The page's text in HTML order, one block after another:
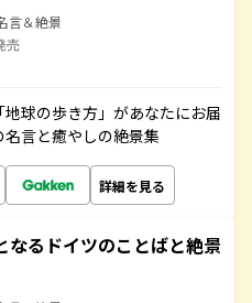
言＆絶景
売
球の歩き方」があなたにお届
言と癒やしの絶景集
詳細を見る
なるドイツのことばと絶景